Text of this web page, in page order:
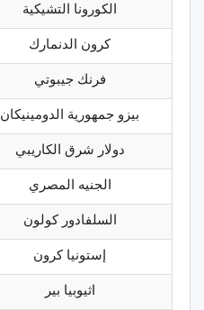
الكورونا التشيكية
كرون الدنمارك
فرنك جيبوتي
بيزو جمهورية الدومينيكان
دولار شرق الكاريبي
الجنيه المصري
السلفادور كولون
إستونيا كرون
اثيوبيا بير